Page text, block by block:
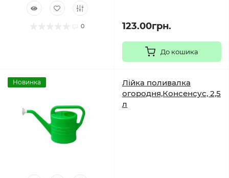
0 123.00грн.
До кошика
Новинка
Лійка поливалка
огородня,Консенсус, 2,5
л